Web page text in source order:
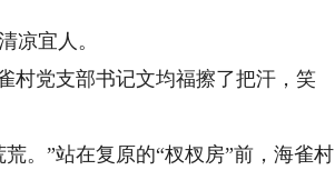
宜人。
党支部书记文均福擦了把汗，笑
。”站在复原的“杈杈房”前，海雀村